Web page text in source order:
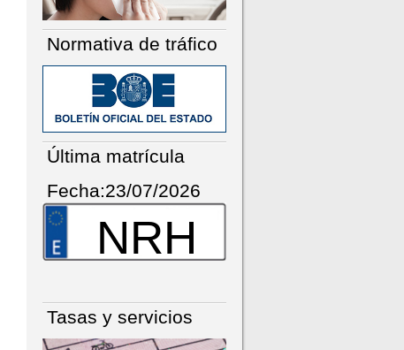
Normativa de tráfico
Última matrícula
Fecha:23/07/2026
NRH
Tasas y servicios